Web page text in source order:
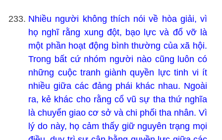
Nhiều người không thích nói về hòa giải, vì
họ nghĩ rằng xung đột, bạo lực và đổ vỡ là
một phần hoạt động bình thường của xã hội.
Trong bất cứ nhóm người nào cũng luôn có
những cuộc tranh giành quyền lực tinh vi ít
nhiều giữa các đảng phái khác nhau. Ngoài
ra, kẻ khác cho rằng cổ vũ sự tha thứ nghĩa
là chuyển giao cơ sở và chi phối tha nhân. Vì
lý do này, họ cảm thấy giữ nguyên trạng mọi